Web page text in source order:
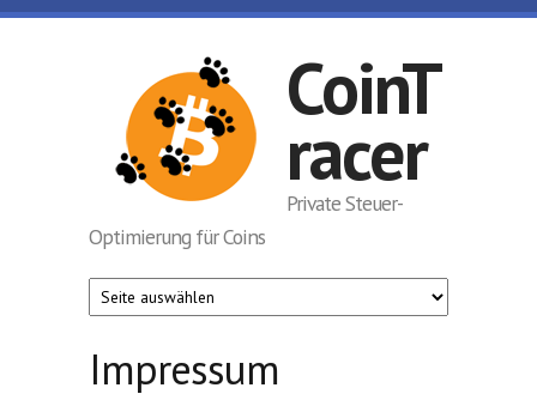
Skip to main content
CoinT
racer
Private Steuer-
Optimierung für Coins
Impressum